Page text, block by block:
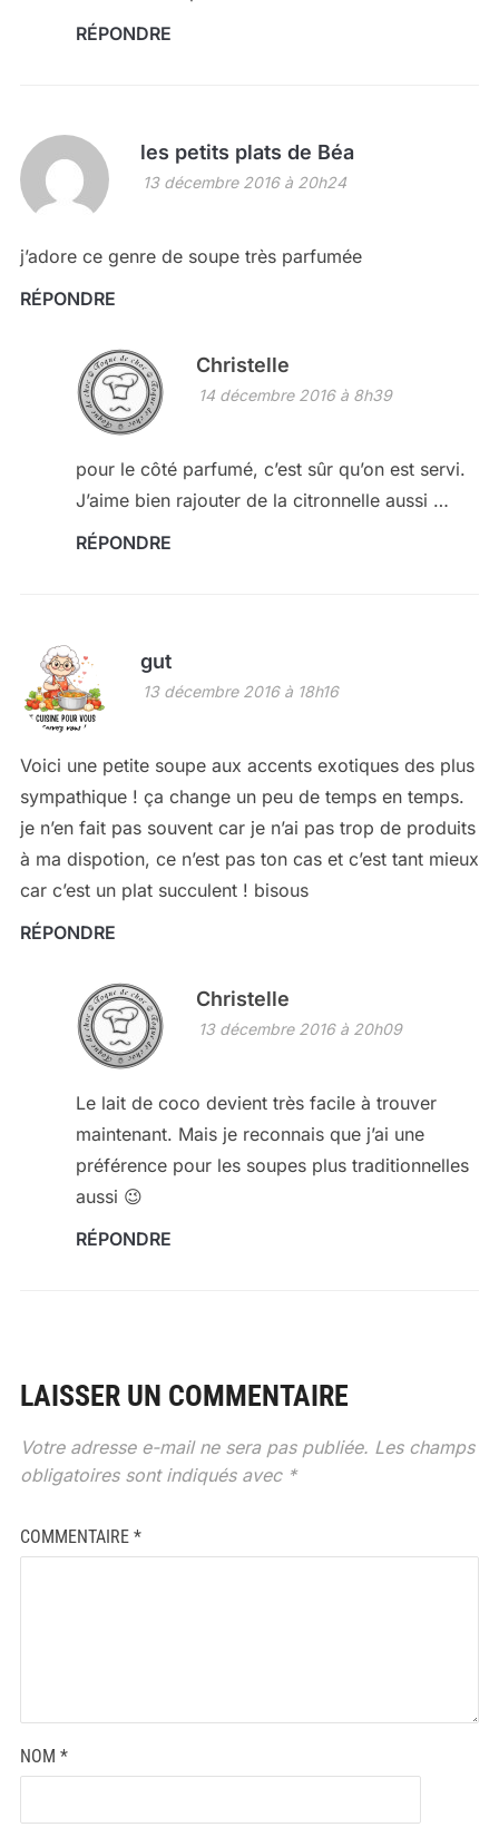
RÉPONDRE
les petits plats de Béa
13 décembre 2016 à 20h24
j’adore ce genre de soupe très parfumée
RÉPONDRE
Christelle
14 décembre 2016 à 8h39
pour le côté parfumé, c’est sûr qu’on est servi.
J’aime bien rajouter de la citronnelle aussi …
RÉPONDRE
gut
13 décembre 2016 à 18h16
Voici une petite soupe aux accents exotiques des plus
sympathique ! ça change un peu de temps en temps.
je n’en fait pas souvent car je n’ai pas trop de produits
à ma dispotion, ce n’est pas ton cas et c’est tant mieux
car c’est un plat succulent ! bisous
RÉPONDRE
Christelle
13 décembre 2016 à 20h09
Le lait de coco devient très facile à trouver
maintenant. Mais je reconnais que j’ai une
préférence pour les soupes plus traditionnelles
aussi 😉
RÉPONDRE
LAISSER UN COMMENTAIRE
Votre adresse e-mail ne sera pas publiée. Les champs
obligatoires sont indiqués avec *
COMMENTAIRE *
NOM *